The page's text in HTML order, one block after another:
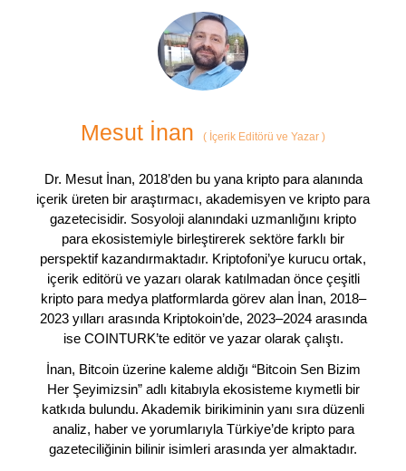
Mesut İnan ( İçerik Editörü ve Yazar )
Dr. Mesut İnan, 2018’den bu yana kripto para alanında
içerik üreten bir araştırmacı, akademisyen ve kripto para
gazetecisidir. Sosyoloji alanındaki uzmanlığını kripto
para ekosistemiyle birleştirerek sektöre farklı bir
perspektif kazandırmaktadır. Kriptofoni’ye kurucu ortak,
içerik editörü ve yazarı olarak katılmadan önce çeşitli
kripto para medya platformlarda görev alan İnan, 2018–
2023 yılları arasında Kriptokoin’de, 2023–2024 arasında
ise COINTURK’te editör ve yazar olarak çalıştı.
İnan, Bitcoin üzerine kaleme aldığı “Bitcoin Sen Bizim
Her Şeyimizsin” adlı kitabıyla ekosisteme kıymetli bir
katkıda bulundu. Akademik birikiminin yanı sıra düzenli
analiz, haber ve yorumlarıyla Türkiye’de kripto para
gazeteciliğinin bilinir isimleri arasında yer almaktadır.